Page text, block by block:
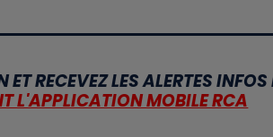
RECEVEZ LES ALERTES
L'APPLICATION MOBILE RCA